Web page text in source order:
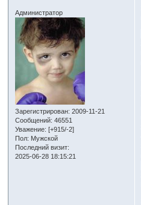
Администратор
Зарегистрирован: 2009-11-21
Сообщений: 46551
Уважение: [+915/-2]
Пол: Мужской
Последний визит:
2025-06-28 18:15:21